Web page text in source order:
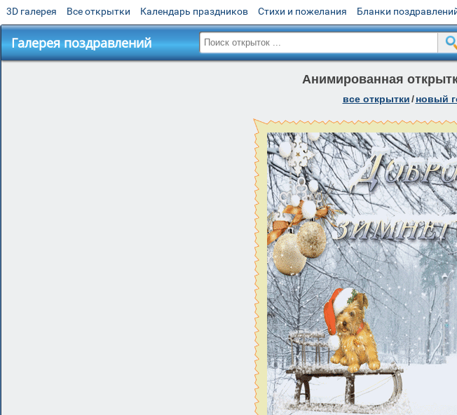
3D галерея Все открытки Календарь праздников Стихи и пожелания Бланки
Галерея поздравлений
Анимированная
все открытки/ новый